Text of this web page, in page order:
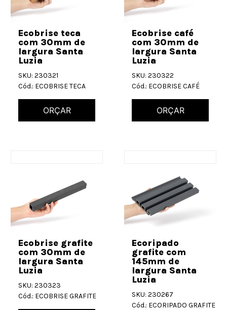
Ecobrise teca
com 30mm de
largura Santa
Luzia
SKU: 230321
Cód.: ECOBRISE TECA
ORÇAR
Ecobrise café
com 30mm de
largura Santa
Luzia
SKU: 230322
Cód.: ECOBRISE CAFÉ
ORÇAR
Ecobrise grafite
com 30mm de
largura Santa
Luzia
SKU: 230323
Cód.: ECOBRISE GRAFITE
Ecoripado
grafite com
145mm de
largura Santa
Luzia
SKU: 230267
Cód.: ECORIPADO GRAFITE